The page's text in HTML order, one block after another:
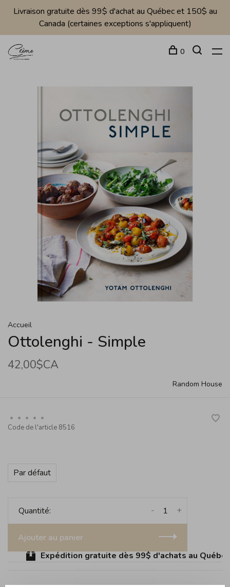
Livraison gratuite dès 99$ d'achat au Québec et 150$ au
Canada (certaines exceptions s'appliquent)
0
Accueil
Ottolenghi - Simple
42,00$CA
Random House
• • • • •
Code de l'article 8516
Par défaut
Quantité: +
-
Ajouter au panier
Expédition gratuite dès 99$ d'achats au Québec